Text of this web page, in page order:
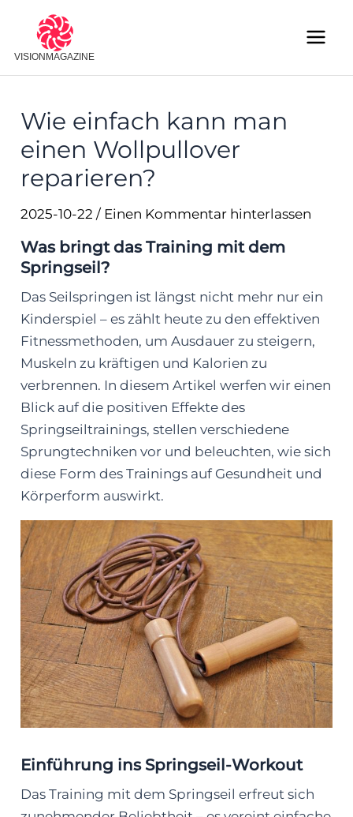
content
Main
Menu
Wie einfach kann man
einen Wollpullover
reparieren?
2025-10-22/ Einen Kommentar hinterlassen
Was bringt das Training mit dem
Springseil?
Das Seilspringen ist längst nicht mehr nur ein
Kinderspiel – es zählt heute zu den effektiven
Fitnessmethoden, um Ausdauer zu steigern,
Muskeln zu kräftigen und Kalorien zu
verbrennen. In diesem Artikel werfen wir einen
Blick auf die positiven Effekte des
Springseiltrainings, stellen verschiedene
Sprungtechniken vor und beleuchten, wie sich
diese Form des Trainings auf Gesundheit und
Körperform auswirkt.
Einführung ins Springseil-Workout
Das Training mit dem Springseil erfreut sich